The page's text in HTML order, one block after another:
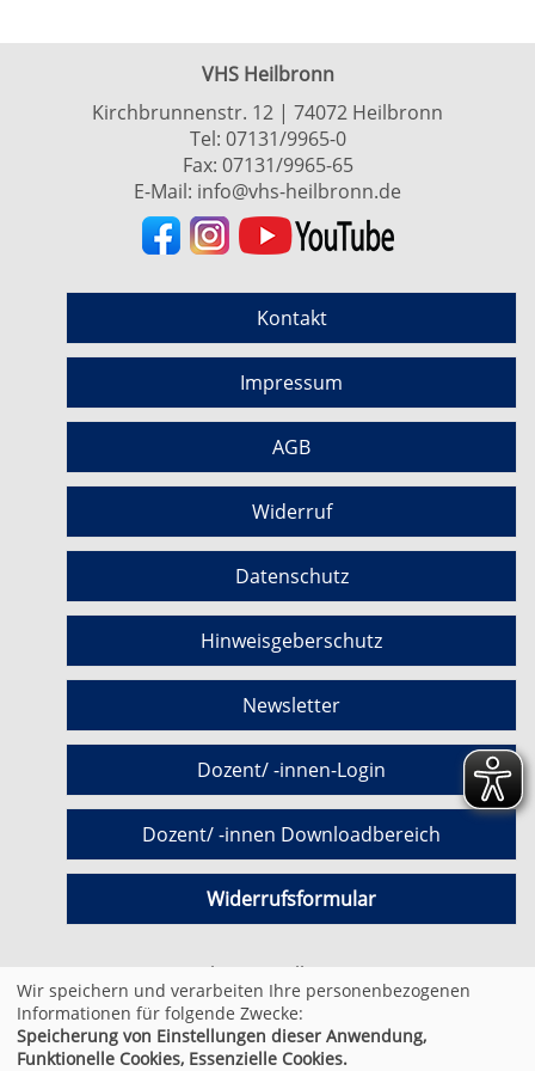
VHS Heilbronn
Kirchbrunnenstr. 12 | 74072 Heilbronn
Tel: 07131/9965-0
Fax: 07131/9965-65
E-Mail: info@vhs-heilbronn.de
Kontakt
Impressum
AGB
Widerruf
Datenschutz
Hinweisgeberschutz
Newsletter
Dozent/ -innen-Login
Dozent/ -innen Downloadbereich
Widerrufsformular
Cookie Einstellungen
© 2026 Kufer Software GmbH
Wir speichern und verarbeiten Ihre personenbezogenen
Informationen für folgende Zwecke:
Speicherung von Einstellungen dieser Anwendung,
Funktionelle Cookies, Essenzielle Cookies.